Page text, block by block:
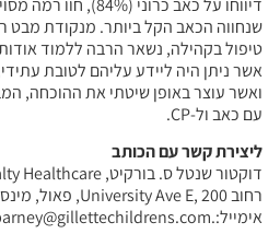
דיווחו על כאב כרוני
שנחווה הכאב הקל ביותר. מנקודת מבט
טיפול בקהילה, נשאר הרבה ללמוד
אשר ניתן היה ליידע עליהם לטובת
ואשר עוצר באופן שיטתי את ההוכחה,
עם כאב ול-CP.
ליצירת קשר עם הכותב
אימייל:.cbarney@gillettechildrens.com